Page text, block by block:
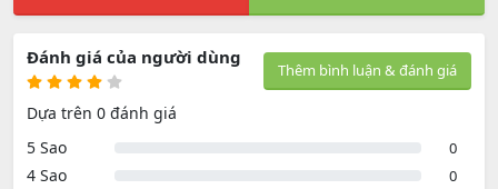
Thêm bình luận & đánh giá
Đánh giá của người dùng
Dựa trên 0 đánh giá
5 Sao
0
4 Sao 0